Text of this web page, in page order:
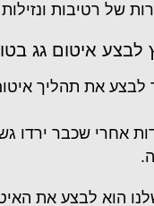
של רטיבות
לבצע איטום גג
לבצע את תהליך
אחרי שכבר ירדו
הוא לבצע את